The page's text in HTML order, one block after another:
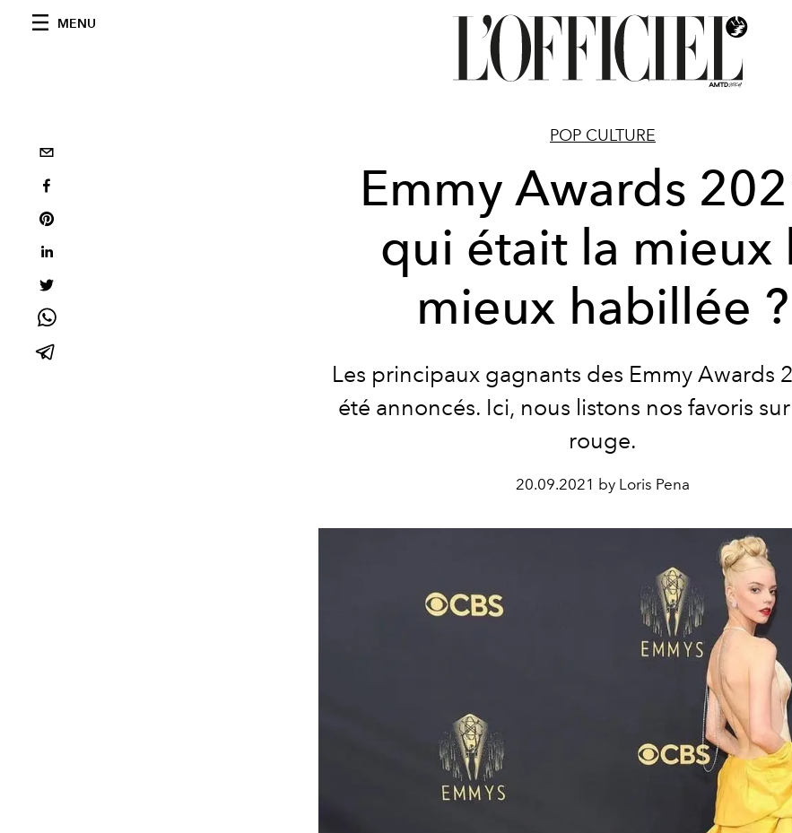
MENU
POP CULTURE
Emmy Awards
qui était la mieux
mieux habillée ?
Les principaux gagnants des Emmy Awards
été annoncés. Ici, nous listons nos favoris
rouge.
20.09.2021 by Loris Pena